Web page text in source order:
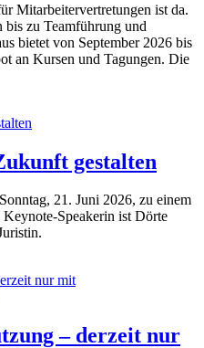
Mitarbeitervertretungen ist da.
bis zu Teamführung und
bietet von September 2026 bis
an Kursen und Tagungen. Die
gestalten
21. Juni 2026, zu einem
Speakerin ist Dörte
– derzeit nur